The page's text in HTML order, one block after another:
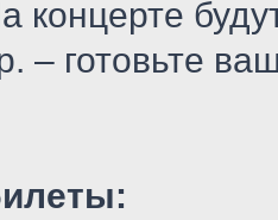
концерте
– готовьте